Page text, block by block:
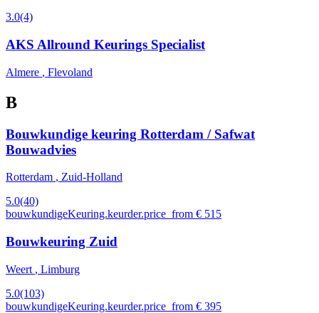
3.0(4)
AKS Allround Keurings Specialist
Almere , Flevoland
B
Bouwkundige keuring Rotterdam / Safwat
Bouwadvies
Rotterdam , Zuid-Holland
5.0(40)
bouwkundigeKeuring.keurder.price_from € 515
Bouwkeuring Zuid
Weert , Limburg
5.0(103)
bouwkundigeKeuring.keurder.price_from € 395